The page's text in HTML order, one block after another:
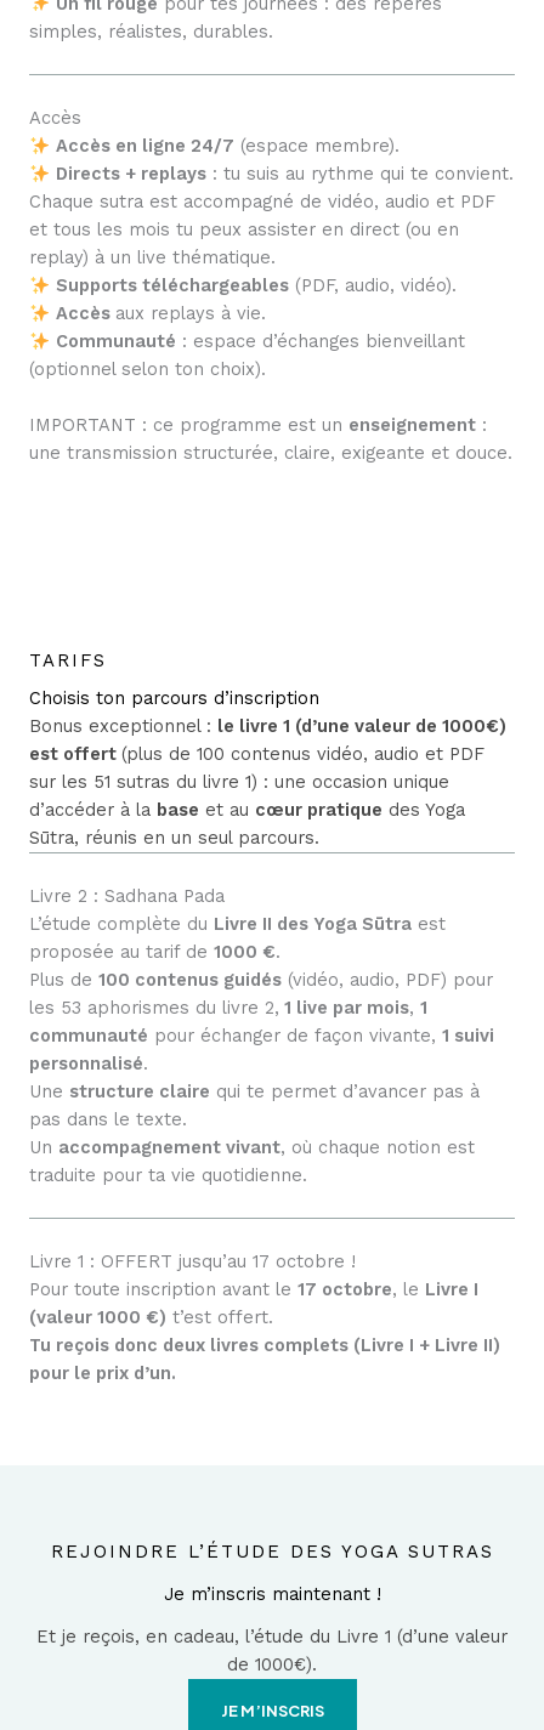
simples, réalistes, durables.
Accès
Accès en ligne 24/7 (espace membre).
Directs + replays: tu suis au rythme qui te convient.
Chaque sutra est accompagné de vidéo, audio et PDF
et tous les mois tu peux assister en direct (ou en
replay) à un live thématique.
Supports téléchargeables(PDF, audio, vidéo).
Accès aux replays à vie.
Communauté : espace d’échanges bienveillant
(optionnel selon ton choix).
IMPORTANT : ce programme est un enseignement :
une transmission structurée, claire, exigeante et douce.
TARIFS
Choisis ton parcours d’inscription
Bonus exceptionnel : le livre 1 (d’une valeur de 1000€)
est offert (plus de 100 contenus vidéo, audio et PDF
sur les 51 sutras du livre 1) : une occasion unique
d’accéder à la base et au cœur pratique des Yoga
Sūtra, réunis en un seul parcours.
Livre 2 : Sadhana Pada
L’étude complète du Livre II des Yoga Sūtra est
proposée au tarif de 1000 €.
Plus de 100 contenus guidés (vidéo, audio, PDF) pour
les 53 aphorismes du livre 2, 1 live par mois, 1
communauté pour échanger de façon vivante, 1 suivi
personnalisé.
Une structure claire qui te permet d’avancer pas à
pas dans le texte.
Un accompagnement vivant, où chaque notion est
traduite pour ta vie quotidienne.
Livre 1 : OFFERT jusqu’au 17 octobre !
Pour toute inscription avant le 17 octobre, le Livre I
(valeur 1000 €) t’est offert.
Tu reçois donc deux livres complets (Livre I + Livre II)
pour le prix d’un.
REJOINDRE L’ÉTUDE DES YOGA SUTRAS
Je m’inscris maintenant !
Et je reçois, en cadeau, l’étude du Livre 1 (d’une valeur
de 1000€).
JE M’INSCRIS